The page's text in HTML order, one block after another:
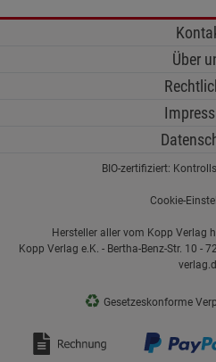
Über
BIO-zertifiziert:
Cookie-
Hersteller aller vom Kopp Verlag
Kopp Verlag e.K. - Bertha-Benz-Str. 10 -
♻ Gesetzeskonforme